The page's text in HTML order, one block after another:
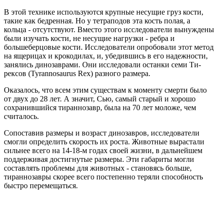
В этой технике используются крупные несущие груз кости,
такие как бедренная. Но у тетраподов эта кость полая, а
кольца - отсутствуют. Вместо этого исследователи вынуждены
были изучать кости, не несущие нагрузки - ребра и
большеберцовые кости. Исследователи опробовали этот метод
на ящерицах и крокодилах, и, убедившись в его надежности,
занялись динозаврами. Они исследовали останки семи Ти-
рексов (Tyrannosaurus Rex) разного размера.
Оказалось, что всем этим существам к моменту смерти было
от двух до 28 лет. А значит, Сью, самый старый и хорошо
сохранившийся тираннозавр, была на 70 лет моложе, чем
считалось.
Сопоставив размеры и возраст динозавров, исследователи
смогли определить скорость их роста. Животные вырастали
сильнее всего на 14-18-м годах своей жизни, в дальнейшем
поддерживая достигнутые размеры. Эти габариты могли
составлять проблемы для животных - становясь больше,
тираннозавры скорее всего постепенно теряли способность
быстро перемещаться.